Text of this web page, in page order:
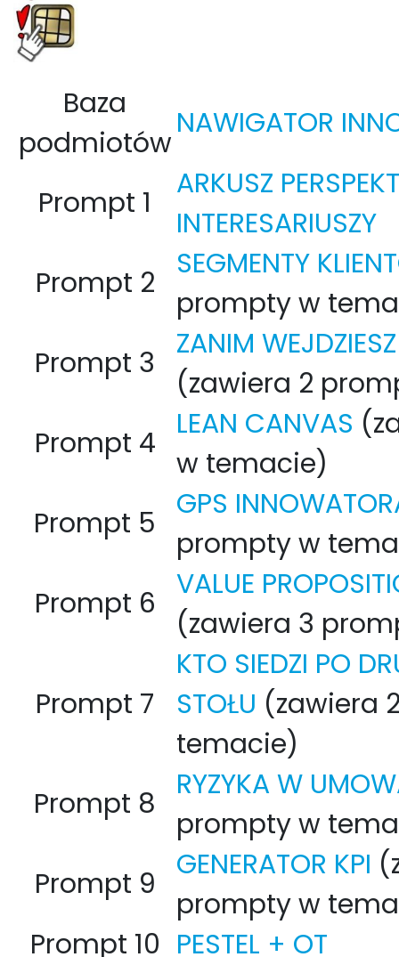
Baza
podmiotów
NAWIGATOR
Prompt 1
ARKUSZ
INTERESARIUSZY
Prompt 2
SEGMENTY
prompty w
Prompt 3
ZANIM
(zawiera 2
Prompt 4
LEAN CANVAS
w temacie)
Prompt 5
GPS
prompty w
Prompt 6
VALUE
(zawiera 3
Prompt 7
KTO SIEDZI PO
STOŁU (zawiera
temacie)
Prompt 8
RYZYKA W
prompty w
Prompt 9
GENERATOR KPI
prompty w
Prompt 10 PESTEL + OT